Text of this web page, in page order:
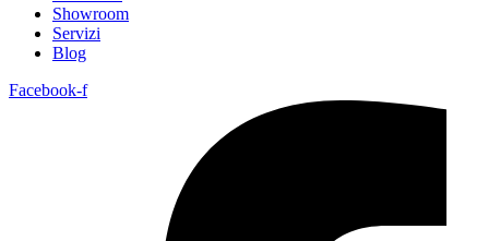
Showroom
Servizi
Blog
Facebook-f